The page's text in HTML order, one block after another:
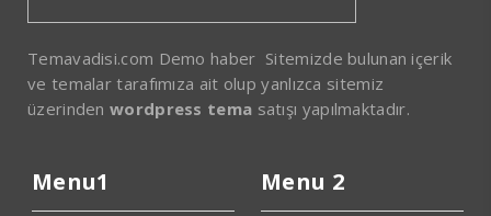
Temavadisi.com Demo haber Sitemizde bulunan içerik
ve temalar tarafımıza ait olup yanlızca sitemiz
üzerinden wordpress tema satışı yapılmaktadır.
Menu1 Menu 2